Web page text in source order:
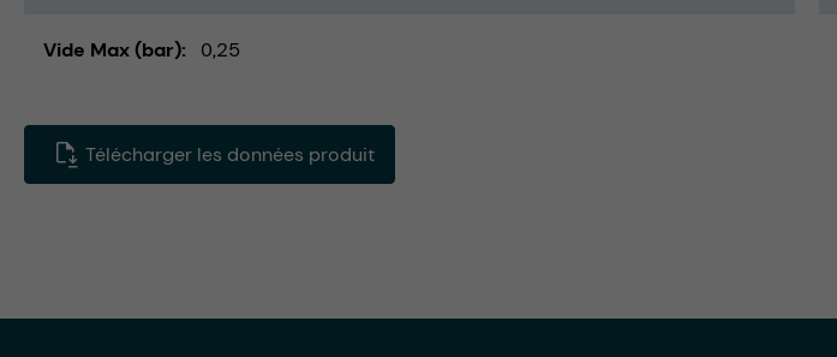
Vide Max (bar) 0,25
Télécharger les données produit